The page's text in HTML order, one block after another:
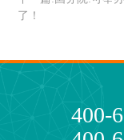
了！
400-